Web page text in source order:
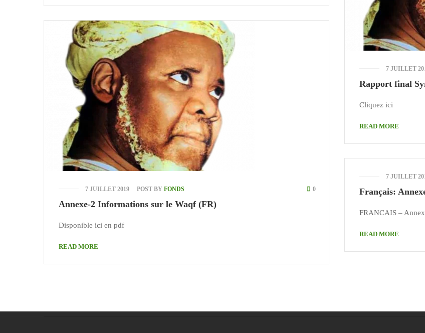
7 JUILLET
Rapport final
Cliquez ici
READ MORE
7 JUILLET 2019 POST BY FONDS 0
Annexe-2 Informations sur le Waqf (FR)
Disponible ici en pdf
READ MORE
7 JUILLET
Français:
FRANCAIS –
READ MORE